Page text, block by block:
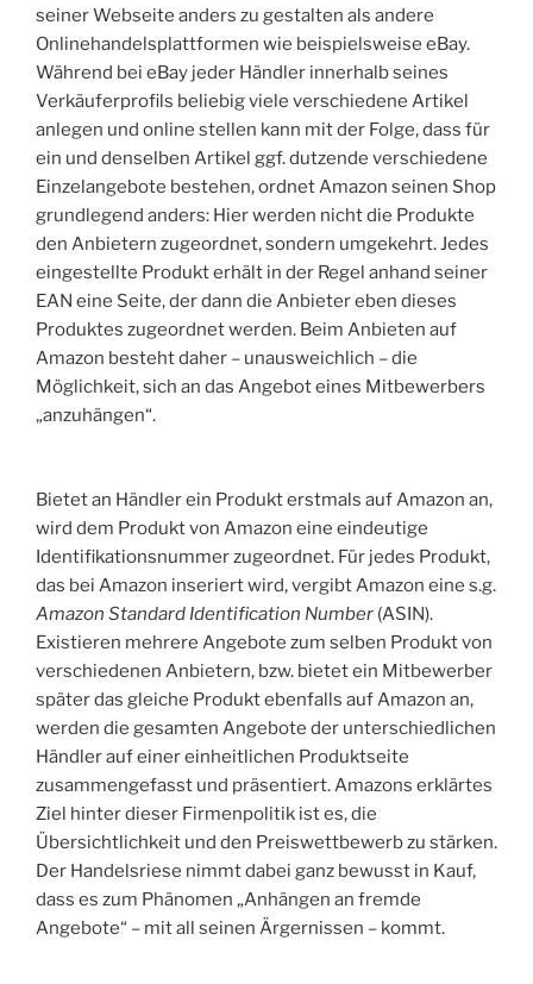
seiner Webseite anders zu gestalten als andere
Onlinehandelsplattformen wie beispielsweise eBay.
Während bei eBay jeder Händler innerhalb seines
Verkäuferprofils beliebig viele verschiedene Artikel
anlegen und online stellen kann mit der Folge, dass für
ein und denselben Artikel ggf. dutzende verschiedene
Einzelangebote bestehen, ordnet Amazon seinen Shop
grundlegend anders: Hier werden nicht die Produkte
den Anbietern zugeordnet, sondern umgekehrt. Jedes
eingestellte Produkt erhält in der Regel anhand seiner
EAN eine Seite, der dann die Anbieter eben dieses
Produktes zugeordnet werden. Beim Anbieten auf
Amazon besteht daher – unausweichlich – die
Möglichkeit, sich an das Angebot eines Mitbewerbers
„anzuhängen“.
Bietet an Händler ein Produkt erstmals auf Amazon an,
wird dem Produkt von Amazon eine eindeutige
Identifikationsnummer zugeordnet. Für jedes Produkt,
das bei Amazon inseriert wird, vergibt Amazon eine s.g.
Amazon Standard Identification Number (ASIN).
Existieren mehrere Angebote zum selben Produkt von
verschiedenen Anbietern, bzw. bietet ein Mitbewerber
später das gleiche Produkt ebenfalls auf Amazon an,
werden die gesamten Angebote der unterschiedlichen
Händler auf einer einheitlichen Produktseite
zusammengefasst und präsentiert. Amazons erklärtes
Ziel hinter dieser Firmenpolitik ist es, die
Übersichtlichkeit und den Preiswettbewerb zu stärken.
Der Handelsriese nimmt dabei ganz bewusst in Kauf,
dass es zum Phänomen „Anhängen an fremde
Angebote“ – mit all seinen Ärgernissen – kommt.